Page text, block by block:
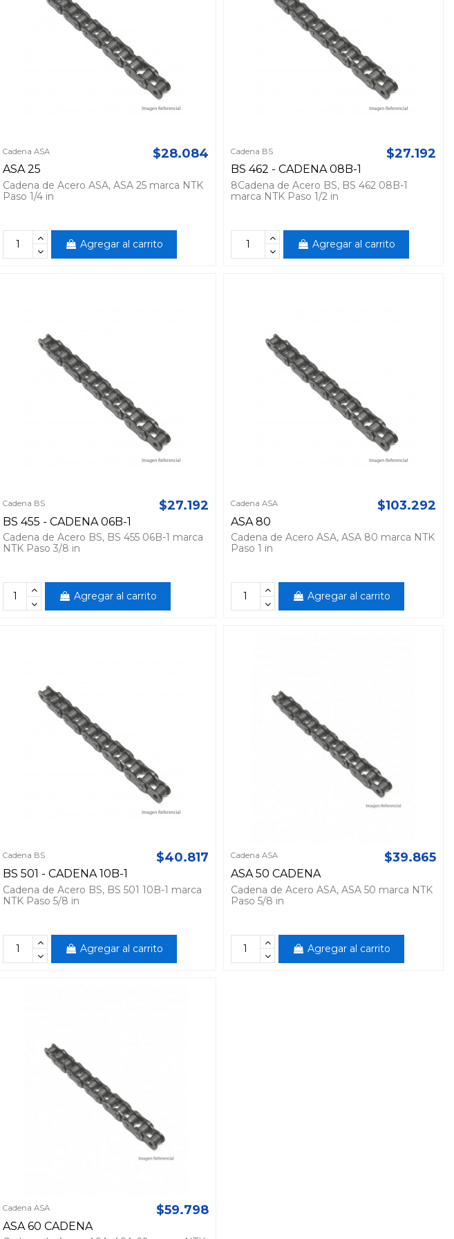
Cadena ASA
ASA 25
$28.084
Cadena de Acero ASA, ASA 25 marca NTK
Paso 1/4 in
Agregar al carrito
Cadena BS
BS 462 - CADENA 08B-1
$27.192
8Cadena de Acero BS, BS 462 08B-1
marca NTK Paso 1/2 in
Agregar al carrito
Cadena BS
BS 455 - CADENA 06B-1
$27.192
Cadena de Acero BS, BS 455 06B-1 marca
NTK Paso 3/8 in
Agregar al carrito
Cadena ASA
ASA 80
$103.292
Cadena de Acero ASA, ASA 80 marca NTK
Paso 1 in
Agregar al carrito
Cadena BS
BS 501 - CADENA 10B-1
$40.817
Cadena de Acero BS, BS 501 10B-1 marca
NTK Paso 5/8 in
Agregar al carrito
Cadena ASA
ASA 50 CADENA
$39.865
Cadena de Acero ASA, ASA 50 marca NTK
Paso 5/8 in
Agregar al carrito
Cadena ASA
ASA 60 CADENA
$59.798